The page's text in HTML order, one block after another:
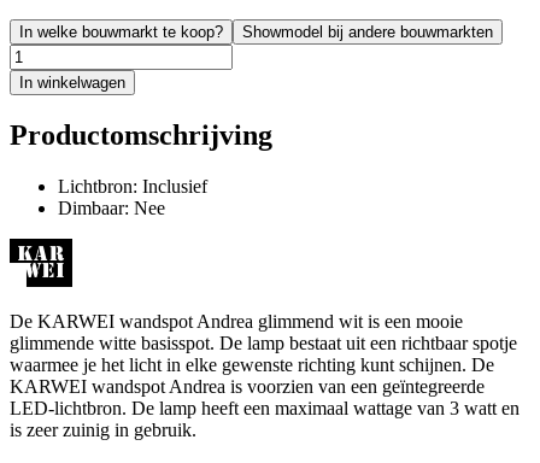
In welke bouwmarkt te koop? Showmodel bij andere bouwmarkten
In winkelwagen
Productomschrijving
Lichtbron: Inclusief
Dimbaar: Nee
De KARWEI wandspot Andrea glimmend wit is een mooie
glimmende witte basisspot. De lamp bestaat uit een richtbaar spotje
waarmee je het licht in elke gewenste richting kunt schijnen. De
KARWEI wandspot Andrea is voorzien van een geïntegreerde
LED-lichtbron. De lamp heeft een maximaal wattage van 3 watt en
is zeer zuinig in gebruik.